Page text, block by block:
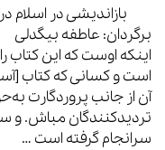
بازاندیشی در
برگردان: عاطفه
اینکه اوست که این کتاب
است و کسانی که کتاب
آن از جانب پروردگارت
تردیدکنندگان مباش. و
سرانجام گرفته است …